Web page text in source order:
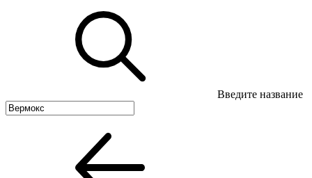
Введите название